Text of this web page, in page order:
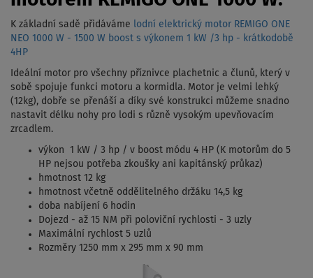
K základní sadě přidáváme
lodní elektrický motor REMIGO ONE
NEO 1000 W - 1500 W boost s výkonem 1 kW /3 hp - krátkodobě
4HP
Ideální motor pro všechny příznivce plachetnic a člunů, který v
sobě spojuje funkci motoru a kormidla. Motor je velmi lehký
(12kg), dobře se přenáší a díky své konstrukci můžeme snadno
nastavit délku nohy pro lodi s různě vysokým upevňovacím
zrcadlem.
výkon 1 kW / 3 hp / v boost módu 4 HP (K motorům do 5
HP nejsou potřeba zkoušky ani kapitánský průkaz)
hmotnost 12 kg
hmotnost včetně oddělitelného držáku 14,5 kg
doba nabíjení 6 hodin
Dojezd - až 15 NM při poloviční rychlosti - 3 uzly
Maximální rychlost 5 uzlů
Rozměry 1250 mm x 295 mm x 90 mm